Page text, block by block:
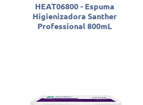
HEAT06800 - Espuma
Higienizadora Santher
Professional 800mL